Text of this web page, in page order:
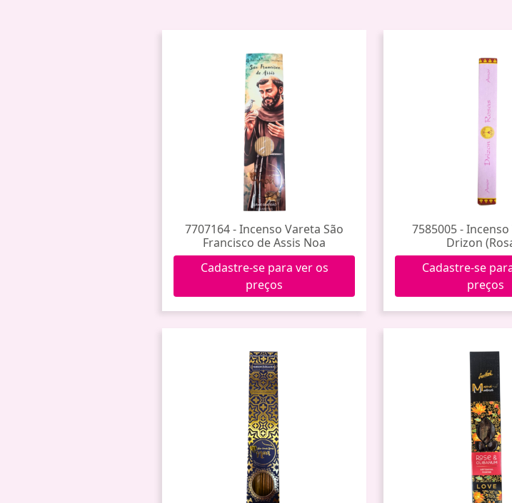
7707164 - Incenso Vareta São
Francisco de Assis Noa
Cadastre-se para ver os
preços
7585005 -
Drizon
Cadastre-se
preços